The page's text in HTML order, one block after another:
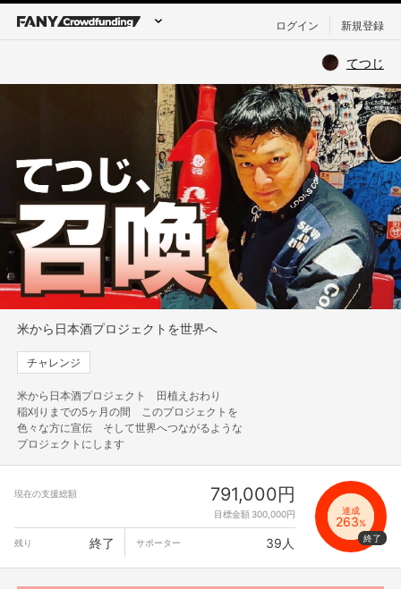
ログイン 新規登録
てつじ
米から日本酒プロジェクトを世界へ
チャレンジ
米から日本酒プロジェクト 田植えおわり
稲刈りまでの5ヶ月の間 このプロジェクトを
色々な方に宣伝 そして世界へつながるような
プロジェクトにします
現在の支援総額 791,000円
目標金額 300,000円 達成
263%
残り
終了 サポーター 39人